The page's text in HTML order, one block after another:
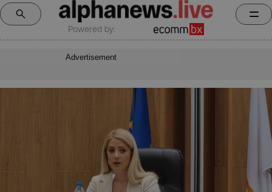
Powered by:
Advertisement